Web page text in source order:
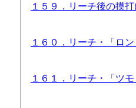
１５９．リーチ後の摸
１６０．リーチ・「ロ
１６１．リーチ・「ツ